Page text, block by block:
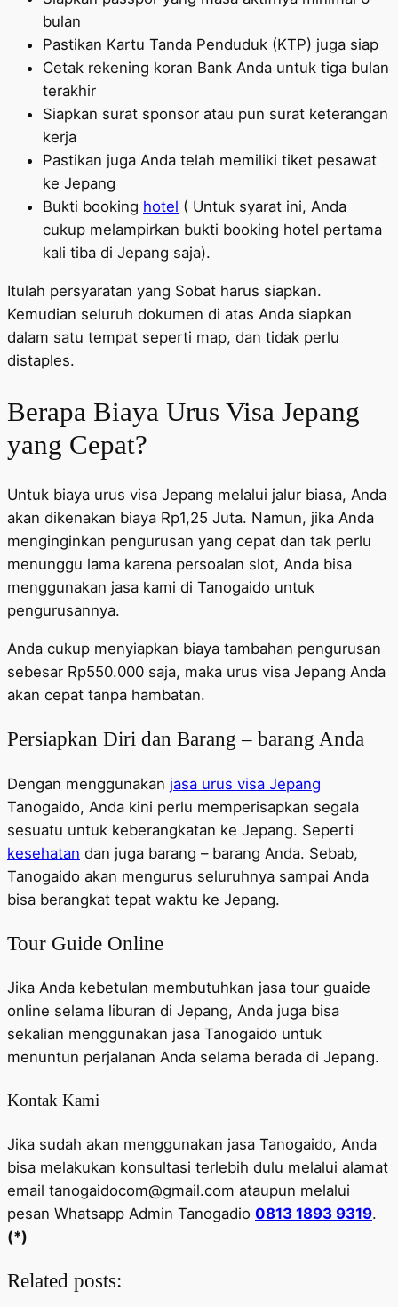
bulan
Pastikan Kartu Tanda Penduduk (KTP) juga siap
Cetak rekening koran Bank Anda untuk tiga bulan
terakhir
Siapkan surat sponsor atau pun surat keterangan
kerja
Pastikan juga Anda telah memiliki tiket pesawat
ke Jepang
Bukti booking hotel ( Untuk syarat ini, Anda
cukup melampirkan bukti booking hotel pertama
kali tiba di Jepang saja).
Itulah persyaratan yang Sobat harus siapkan.
Kemudian seluruh dokumen di atas Anda siapkan
dalam satu tempat seperti map, dan tidak perlu
distaples.
Berapa Biaya Urus Visa Jepang
yang Cepat?
Untuk biaya urus visa Jepang melalui jalur biasa, Anda
akan dikenakan biaya Rp1,25 Juta. Namun, jika Anda
menginginkan pengurusan yang cepat dan tak perlu
menunggu lama karena persoalan slot, Anda bisa
menggunakan jasa kami di Tanogaido untuk
pengurusannya.
Anda cukup menyiapkan biaya tambahan pengurusan
sebesar Rp550.000 saja, maka urus visa Jepang Anda
akan cepat tanpa hambatan.
Persiapkan Diri dan Barang – barang Anda
Dengan menggunakan jasa urus visa Jepang
Tanogaido, Anda kini perlu memperisapkan segala
sesuatu untuk keberangkatan ke Jepang. Seperti
kesehatan dan juga barang – barang Anda. Sebab,
Tanogaido akan mengurus seluruhnya sampai Anda
bisa berangkat tepat waktu ke Jepang.
Tour Guide Online
Jika Anda kebetulan membutuhkan jasa tour guaide
online selama liburan di Jepang, Anda juga bisa
sekalian menggunakan jasa Tanogaido untuk
menuntun perjalanan Anda selama berada di Jepang.
Kontak Kami
Jika sudah akan menggunakan jasa Tanogaido, Anda
bisa melakukan konsultasi terlebih dulu melalui alamat
email tanogaidocom@gmail.com ataupun melalui
pesan Whatsapp Admin Tanogadio 0813 1893 9319.
(*)
Related posts: